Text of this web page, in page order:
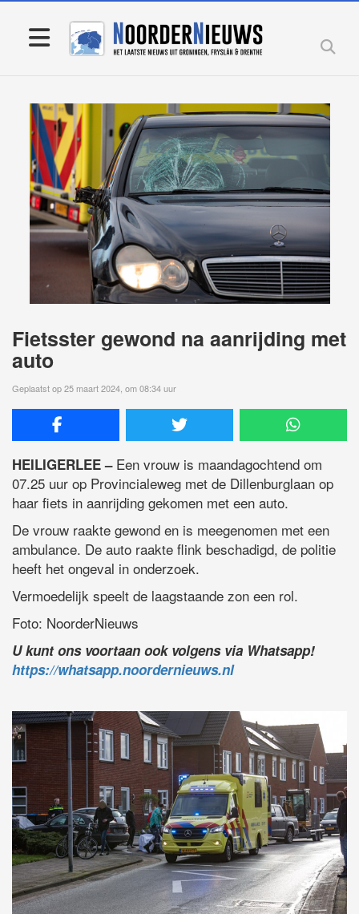
Fietsster gewond na aanrijding met
auto
Geplaatst op 25 maart 2024, om 08:34 uur
HEILIGERLEE –Een vrouw is maandagochtend om
07.25 uur op Provincialeweg met de Dillenburglaan op
haar fiets in aanrijding gekomen met een auto.
De vrouw raakte gewond en is meegenomen met een
ambulance. De auto raakte flink beschadigd, de politie
heeft het ongeval in onderzoek.
Vermoedelijk speelt de laagstaande zon een rol.
Foto: NoorderNieuws
U kunt ons voortaan ook volgens via Whatsapp!
https://whatsapp.noordernieuws.nl